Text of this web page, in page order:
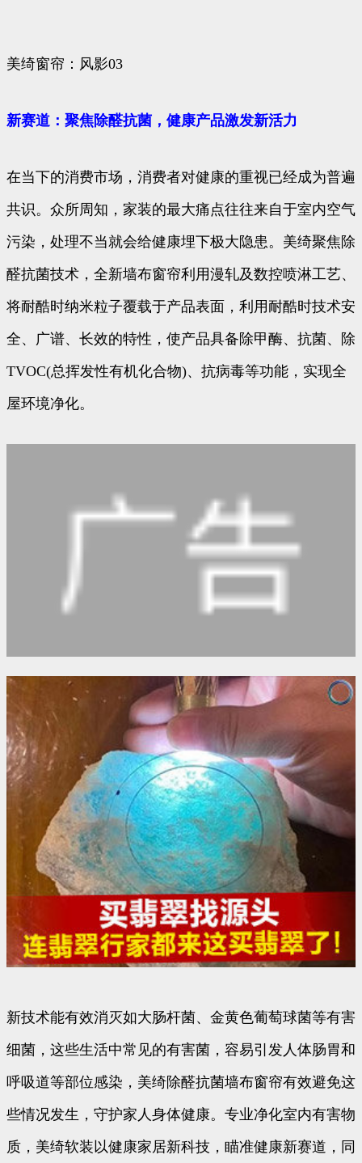
美绮窗帘：风影03
新赛道：聚焦除醛抗菌，健康产品激发新活力
在当下的消费市场，消费者对健康的重视已经成为普遍
共识。众所周知，家装的最大痛点往往来自于室内空气
污染，处理不当就会给健康埋下极大隐患。美绮聚焦除
醛抗菌技术，全新墙布窗帘利用漫轧及数控喷淋工艺、
将耐酷时纳米粒子覆载于产品表面，利用耐酷时技术安
全、广谱、长效的特性，使产品具备除甲酶、抗菌、除
TVOC(总挥发性有机化合物)、抗病毒等功能，实现全
屋环境净化。
新技术能有效消灭如大肠杆菌、金黄色葡萄球菌等有害
细菌，这些生活中常见的有害菌，容易引发人体肠胃和
呼吸道等部位感染，美绮除醛抗菌墙布窗帘有效避免这
些情况发生，守护家人身体健康。专业净化室内有害物
质，美绮软装以健康家居新科技，瞄准健康新赛道，同